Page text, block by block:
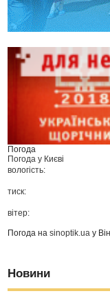
Погода
Погода у Києві
вологість:
тиск:
вітер:
Погода наsinoptik.ua у
Новини